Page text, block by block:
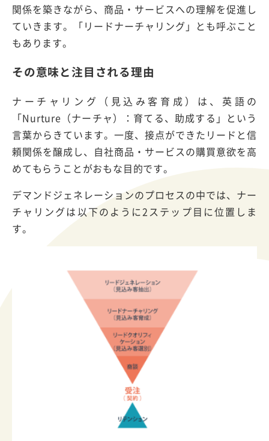
関係を築きながら、商品・サービスへの理解を促進し
ていきます。「リードナーチャリング」とも呼ぶこと
もあります。
その意味と注目される理由
ナーチャリング（見込み客育成）は、英語の
「Nurture（ナーチャ）：育てる、助成する」という
言葉からきています。一度、接点ができたリードと信
頼関係を醸成し、自社商品・サービスの購買意欲を高
めてもらうことがおもな目的です。
デマンドジェネレーションのプロセスの中では、ナー
チャリングは以下のように2ステップ目に位置しま
す。